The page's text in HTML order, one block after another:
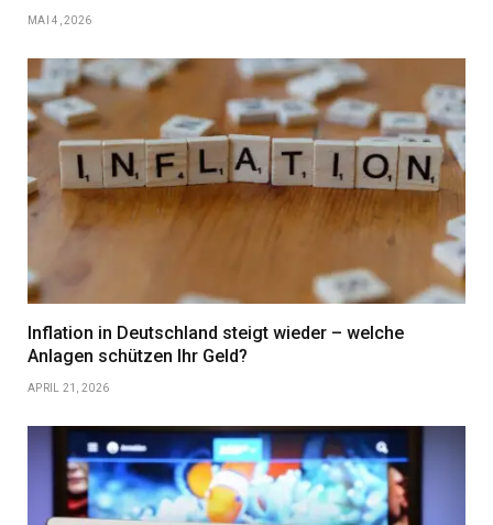
MAI 4, 2026
Inflation in Deutschland steigt wieder – welche
Anlagen schützen Ihr Geld?
APRIL 21, 2026